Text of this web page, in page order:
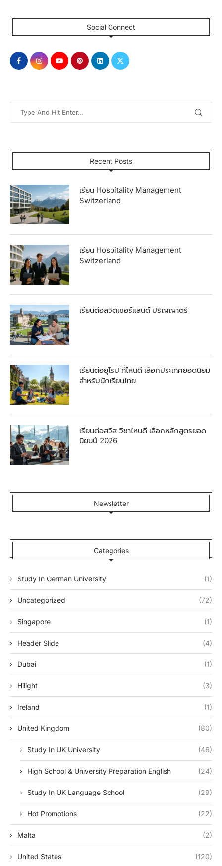
Social Connect
Recent Posts
เรียน Hospitality Management
Switzerland
เรียน Hospitality Management
Switzerland
เรียนต่อสวิตเซอร์แลนด์ ปริญญาตรี
เรียนต่อยุโรป ที่ไหนดี เลือกประเทศยอดนิยม
สำหรับนักเรียนไทย
เรียนต่อสวิส วิชาไหนดี เลือกหลักสูตรยอด
นิยมปี 2026
Newsletter
Categories
Study In German University (1)
Uncategorized (72)
Singapore (1)
Header Slide (4)
Dubai (1)
Hilight (3)
Ireland (1)
United Kingdom (80)
Study In UK University (46)
High School & University Preparation English (24)
Study In UK Language School (29)
Hot Promotions (22)
Malta (2)
United States (120)